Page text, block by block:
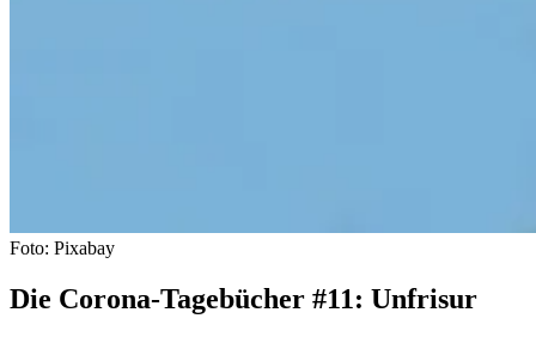
Foto: Pixabay
Die Corona-Tagebücher #11: Unfrisur